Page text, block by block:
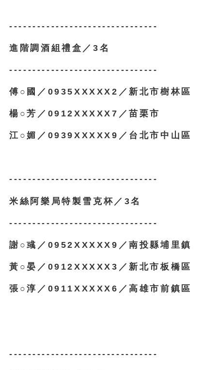
--------------------------------
進階調酒組禮盒／3名
--------------------------------
傅○國／0935XXXXX2／新北市樹林區
楊○芳／0912XXXXX7／苗栗市
江○媚／0939XXXXX9／台北市中山區
--------------------------------
米絲阿樂局特製雪克杯／3名
--------------------------------
謝○彧／0952XXXXX9／南投縣埔里鎮
黃○晏／0912XXXXX3／新北市板橋區
張○淳／0911XXXXX6／高雄市前鎮區
--------------------------------